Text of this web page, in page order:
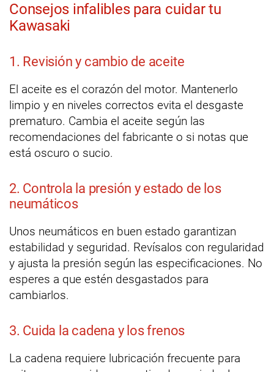
Consejos infalibles para cuidar tu
Kawasaki
1. Revisión y cambio de aceite
El aceite es el corazón del motor. Mantenerlo
limpio y en niveles correctos evita el desgaste
prematuro. Cambia el aceite según las
recomendaciones del fabricante o si notas que
está oscuro o sucio.
2. Controla la presión y estado de los
neumáticos
Unos neumáticos en buen estado garantizan
estabilidad y seguridad. Revísalos con regularidad
y ajusta la presión según las especificaciones. No
esperes a que estén desgastados para
cambiarlos.
3. Cuida la cadena y los frenos
La cadena requiere lubricación frecuente para